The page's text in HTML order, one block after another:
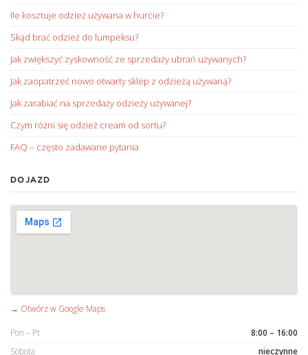
Ile kosztuje odzież używana w hurcie?
Skąd brać odzież do lumpeksu?
Jak zwiększyć zyskowność ze sprzedaży ubrań używanych?
Jak zaopatrzeć nowo otwarty sklep z odzieżą używaną?
Jak zarabiać na sprzedaży odzieży używanej?
Czym różni się odzież cream od sortu?
FAQ – często zadawane pytania
DOJAZD
→ Otwórz w Google Maps
Pon – Pt
8:00 – 16:00
Sobota
nieczynne